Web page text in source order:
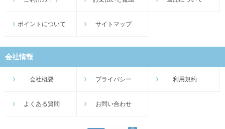
ポイントについて サイトマップ
会社情報
会社概要 プライバシー 利用規約
よくある質問 お問い合わせ